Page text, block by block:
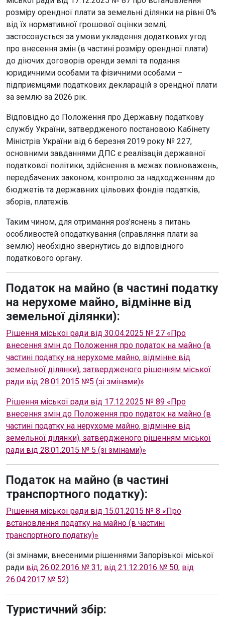
розміру орендної плати за земельні ділянки на рівні 0%
від їх нормативної грошової оцінки землі,
застосовується за умови укладення додаткових угод
про внесення змін (в частині розміру орендної плати)
до діючих договорів оренди землі та подання
юридичними особами та фізичними особами –
підприємцями податкових декларацій з орендної плати
за землю за 2026 рік.
Відповідно до Положення про Державну податкову
службу України, затвердженого постановою Кабінету
Міністрів України від 6 березня 2019 року № 227,
основними завданнями ДПС є реалізація державної
податкової політики, здійснення в межах повноважень,
передбачених законом, контролю за надходженням до
бюджетів та державних цільових фондів податків,
зборів, платежів.
Таким чином, для отримання роз’яснень з питань
особливостей оподаткування (справляння плати за
землю) необхідно звернутись до відповідного
податкового органу.
Податок на майно (в частині податку
на нерухоме майно, відмінне від
земельної ділянки):
Рішення міської ради від 30.04.2025 № 27 «Про
внесення змін до Положення про податок на майно (в
частині податку на нерухоме майно, відмінне від
земельної ділянки), затвердженого рішенням міської
ради від 28.01.2015 №5 (зі змінами)»
Рішення міської ради від 17.12.2025 № 89 «Про
внесення змін до Положення про податок на майно (в
частині податку на нерухоме майно, відмінне від
земельної ділянки), затвердженого рішенням міської
ради від 28.01.2015 № 5 (зі змінами)»
Податок на майно (в частині
транспортного податку):
Рішення міської ради від 15.01.2015 № 8 «Про
встановлення податку на майно (в частині
транспортного податку)»
(зі змінами, внесеними рішеннями Запорізької міської
ради від 26.02.2016 № 31; від 21.12.2016 № 50; від
26.04.2017 № 52)
Туристичний збір: